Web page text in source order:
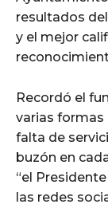
resultados
y el mejor
Recordó el
varias formas
falta de
buzón en
“el
las redes